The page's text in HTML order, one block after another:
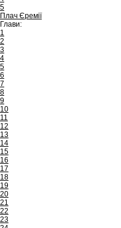
5
Плач Єремії
Глави:
1
2
3
4
5
6
7
8
9
10
11
12
13
14
15
16
17
18
19
20
21
22
23